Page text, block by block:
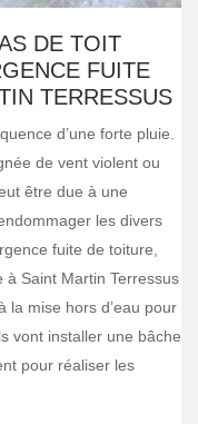
DE TOIT
FUITE
TERRESSUS
d’une forte pluie.
de vent violent ou
être due à une
les divers
fuite de toiture,
à Saint Martin Terressus
la mise hors d’eau pour
vont installer une bâche
pour réaliser les